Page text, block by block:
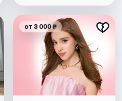
от 3 000 ₽